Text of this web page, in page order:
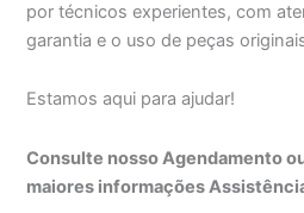
por técnicos experientes, com
garantia e o uso de peças
Estamos aqui para ajudar!
Consulte nosso Agendamento
maiores informações